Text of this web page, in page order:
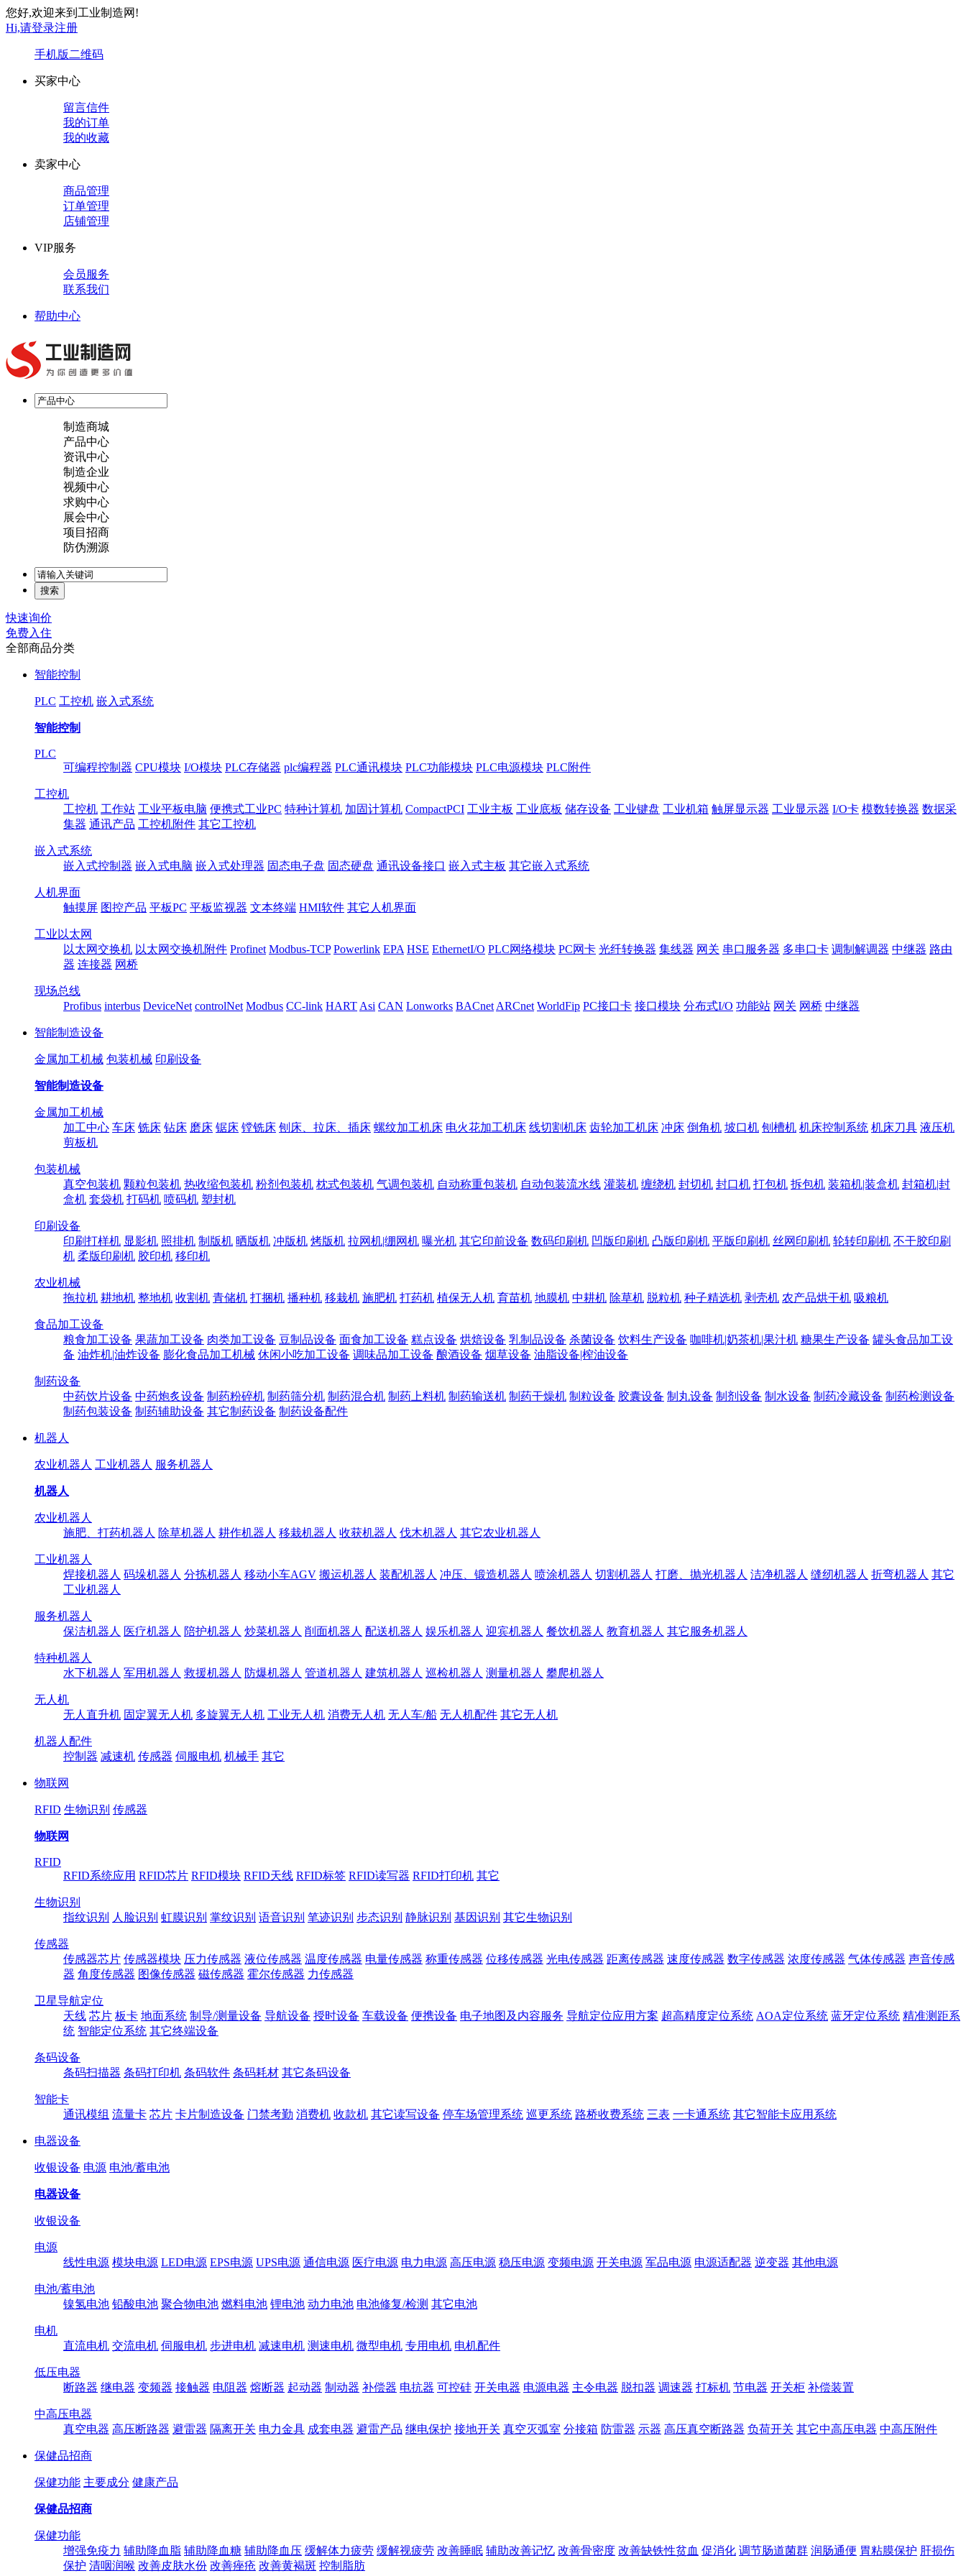
您好,欢迎来到工业制造网!
Hi,请登录注册
手机版 二维码
买家中心
留言信件
我的订单
我的收藏
卖家中心
商品管理
订单管理
店铺管理
VIP服务
会员服务
联系我们
帮助中心
制造商城
产品中心
资讯中心
制造企业
视频中心
求购中心
展会中心
项目招商
防伪溯源
快速询价
免费入住
全部商品分类
智能控制
PLC 工控机 嵌入式系统
智能控制
PLC
可编程控制器 CPU模块 I/O模块 PLC存储器 plc编程器 PLC通讯模块 PLC功能模块 PLC电源模块 PLC附件
工控机
工控机 工作站 工业平板电脑 便携式工业PC 特种计算机 加固计算机 CompactPCI 工业主板 工业底板 储存设备 工业键盘 工业机箱 触屏显示器 工业显示器 I/O卡 模数转换器 数据采
集器 通讯产品 工控机附件 其它工控机
嵌入式系统
嵌入式控制器 嵌入式电脑 嵌入式处理器 固态电子盘 固态硬盘 通讯设备接口 嵌入式主板 其它嵌入式系统
人机界面
触摸屏 图控产品 平板PC 平板监视器 文本终端 HMI软件 其它人机界面
工业以太网
以太网交换机 以太网交换机附件 Profinet Modbus-TCP Powerlink EPA HSE EthernetI/O PLC网络模块 PC网卡 光纤转换器 集线器 网关 串口服务器 多串口卡 调制解调器 中继器 路由
器 连接器 网桥
现场总线
Profibus interbus DeviceNet controlNet Modbus CC-link HART Asi CAN Lonworks BACnet ARCnet WorldFip PC接口卡 接口模块 分布式I/O 功能站 网关 网桥 中继器
智能制造设备
金属加工机械 包装机械 印刷设备
智能制造设备
金属加工机械
加工中心 车床 铣床 钻床 磨床 锯床 镗铣床 刨床、拉床、插床 螺纹加工机床 电火花加工机床 线切割机床 齿轮加工机床 冲床 倒角机 坡口机 刨槽机 机床控制系统 机床刀具 液压机
剪板机
包装机械
真空包装机 颗粒包装机 热收缩包装机 粉剂包装机 枕式包装机 气调包装机 自动称重包装机 自动包装流水线 灌装机 缠绕机 封切机 封口机 打包机 拆包机 装箱机|装盒机 封箱机|封
盒机 套袋机 打码机 喷码机 塑封机
印刷设备
印刷打样机 显影机 照排机 制版机 晒版机 冲版机 烤版机 拉网机|绷网机 曝光机 其它印前设备 数码印刷机 凹版印刷机 凸版印刷机 平版印刷机 丝网印刷机 轮转印刷机 不干胶印刷
机 柔版印刷机 胶印机 移印机
农业机械
拖拉机 耕地机 整地机 收割机 青储机 打捆机 播种机 移栽机 施肥机 打药机 植保无人机 育苗机 地膜机 中耕机 除草机 脱粒机 种子精选机 剥壳机 农产品烘干机 吸粮机
食品加工设备
粮食加工设备 果蔬加工设备 肉类加工设备 豆制品设备 面食加工设备 糕点设备 烘焙设备 乳制品设备 杀菌设备 饮料生产设备 咖啡机|奶茶机|果汁机 糖果生产设备 罐头食品加工设
备 油炸机|油炸设备 膨化食品加工机械 休闲小吃加工设备 调味品加工设备 酿酒设备 烟草设备 油脂设备|榨油设备
制药设备
中药饮片设备 中药炮炙设备 制药粉碎机 制药筛分机 制药混合机 制药上料机 制药输送机 制药干燥机 制粒设备 胶囊设备 制丸设备 制剂设备 制水设备 制药冷藏设备 制药检测设备
制药包装设备 制药辅助设备 其它制药设备 制药设备配件
机器人
农业机器人 工业机器人 服务机器人
机器人
农业机器人
施肥、打药机器人 除草机器人 耕作机器人 移栽机器人 收获机器人 伐木机器人 其它农业机器人
工业机器人
焊接机器人 码垛机器人 分拣机器人 移动小车AGV 搬运机器人 装配机器人 冲压、锻造机器人 喷涂机器人 切割机器人 打磨、抛光机器人 洁净机器人 缝纫机器人 折弯机器人 其它
工业机器人
服务机器人
保洁机器人 医疗机器人 陪护机器人 炒菜机器人 削面机器人 配送机器人 娱乐机器人 迎宾机器人 餐饮机器人 教育机器人 其它服务机器人
特种机器人
水下机器人 军用机器人 救援机器人 防爆机器人 管道机器人 建筑机器人 巡检机器人 测量机器人 攀爬机器人
无人机
无人直升机 固定翼无人机 多旋翼无人机 工业无人机 消费无人机 无人车/船 无人机配件 其它无人机
机器人配件
控制器 减速机 传感器 伺服电机 机械手 其它
物联网
RFID 生物识别 传感器
物联网
RFID
RFID系统应用 RFID芯片 RFID模块 RFID天线 RFID标签 RFID读写器 RFID打印机 其它
生物识别
指纹识别
人脸识别 虹膜识别 掌纹识别 语音识别 笔迹识别 步态识别 静脉识别 基因识别 其它生物识别
传感器
传感器芯片 传感器模块 压力传感器 液位传感器 温度传感器 电量传感器 称重传感器 位移传感器 光电传感器 距离传感器 速度传感器 数字传感器 浓度传感器 气体传感器 声音传感
器 角度传感器 图像传感器 磁传感器 霍尔传感器 力传感器
卫星导航定位
天线 芯片 板卡 地面系统 制导/测量设备 导航设备 授时设备 车载设备 便携设备 电子地图及内容服务 导航定位应用方案 超高精度定位系统 AOA定位系统 蓝牙定位系统 精准测距系
统 智能定位系统 其它终端设备
条码设备
条码扫描器 条码打印机 条码软件 条码耗材 其它条码设备
智能卡
通讯模组 流量卡 芯片 卡片制造设备 门禁考勤 消费机 收款机 其它读写设备 停车场管理系统 巡更系统 路桥收费系统 三表 一卡通系统 其它智能卡应用系统
电器设备
收银设备 电源 电池/蓄电池
电器设备
收银设备
电源
线性电源 模块电源 LED电源 EPS电源 UPS电源 通信电源 医疗电源 电力电源 高压电源 稳压电源 变频电源 开关电源 军品电源 电源适配器 逆变器 其他电源
电池/蓄电池
镍氢电池 铅酸电池 聚合物电池 燃料电池 锂电池 动力电池 电池修复/检测 其它电池
电机
直流电机 交流电机 伺服电机 步进电机 减速电机 测速电机 微型电机 专用电机 电机配件
低压电器
断路器 继电器 变频器 接触器 电阻器 熔断器 起动器 制动器 补偿器 电抗器 可控硅 开关电器 电源电器 主令电器 脱扣器 调速器 打标机 节电器 开关柜 补偿装置
中高压电器
真空电器 高压断路器 避雷器 隔离开关 电力金具 成套电器 避雷产品 继电保护 接地开关 真空灭弧室 分接箱 防雷器 示器 高压真空断路器 负荷开关 其它中高压电器 中高压附件
保健品招商
保健功能 主要成分 健康产品
保健品招商
保健功能
增强免疫力 辅助降血脂 辅助降血糖 辅助降血压 缓解体力疲劳 缓解视疲劳 改善睡眠 辅助改善记忆 改善骨密度 改善缺铁性贫血 促消化 调节肠道菌群 润肠通便 胃粘膜保护 肝损伤
保护 清咽润喉 改善皮肤水份 改善痤疮 改善黄褐斑 控制脂肪